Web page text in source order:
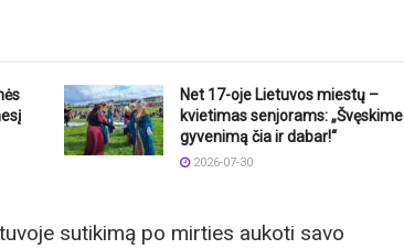
Net 17-oje Lietuvos miestų –
kvietimas senjorams: „Švęskime
gyvenimą čia ir dabar!“
2026-07-30
sutikimą po mirties aukoti savo